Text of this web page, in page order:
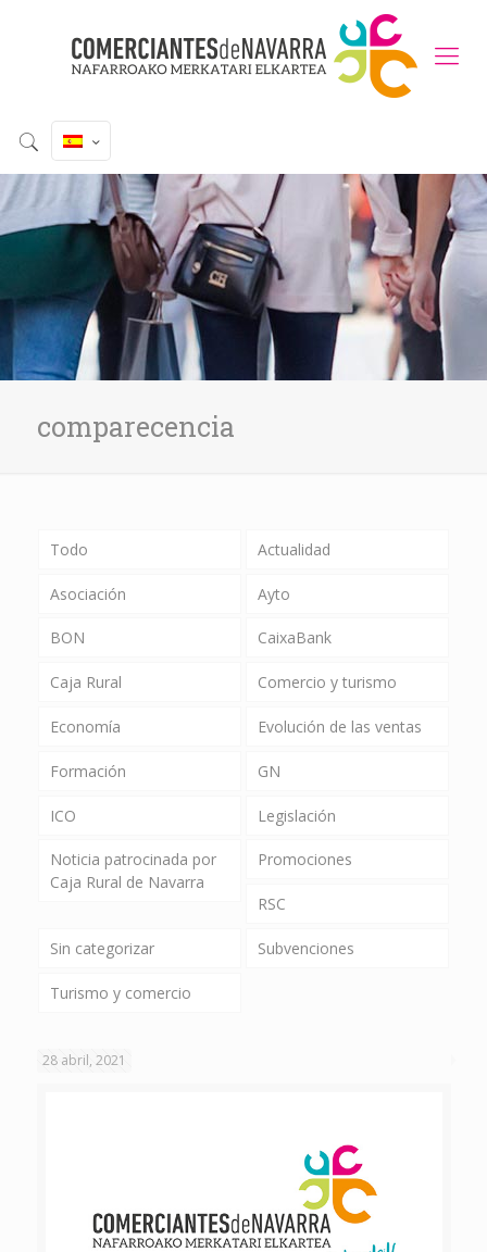
comparecencia
Todo Actualidad
Asociación Ayto
BON CaixaBank
Caja Rural Comercio y turismo
Economía Evolución de las ventas
Formación GN
ICO Legislación
Noticia patrocinada por
Caja Rural de Navarra
Promociones
RSC
Sin categorizar Subvenciones
Turismo y comercio
28 abril, 2021